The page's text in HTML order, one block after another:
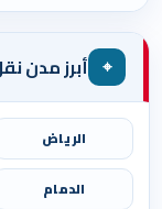
⌖ أبرز مدن
الرياض
الدمام